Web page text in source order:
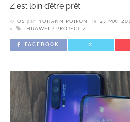
Z est loin d’être prêt
OS par YOHANN POIRON le
23 MAI
HUAWEI
PROJECT Z
FACEBOOK